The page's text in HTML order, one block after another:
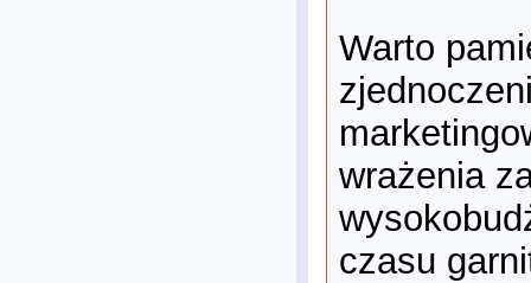
Warto
wrażenia
czasu